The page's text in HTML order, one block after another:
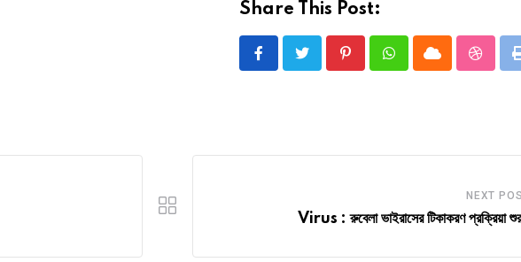
Share This Post:
PinterestWhatsappCloud
NEXT
Virus : রুবেলা ভাইরাসের টিকাকরণ প্রক্রিয়া